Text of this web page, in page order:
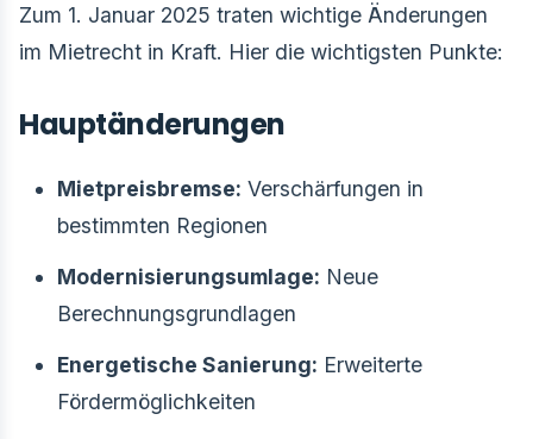
Zum 1. Januar 2025 traten wichtige Änderungen
im Mietrecht in Kraft. Hier die wichtigsten Punkte:
Hauptänderungen
Mietpreisbremse: Verschärfungen in
bestimmten Regionen
Modernisierungsumlage: Neue
Berechnungsgrundlagen
Energetische Sanierung: Erweiterte
Fördermöglichkeiten